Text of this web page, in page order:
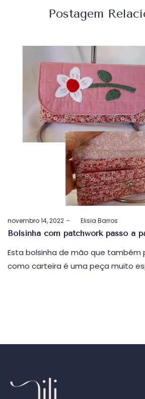
Postagem
Postado
em
novembro 14, 2022 byElisia Barros
Bolsinha com patchwork passo a
Esta bolsinha de mão que também
como carteira é uma peça muito